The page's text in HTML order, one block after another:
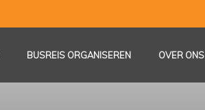
BUSREIS ORGANISEREN OVER ONS